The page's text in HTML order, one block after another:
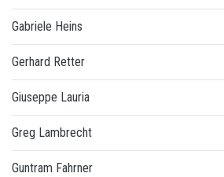
Gabriele Heins
Gerhard Retter
Giuseppe Lauria
Greg Lambrecht
Guntram Fahrner